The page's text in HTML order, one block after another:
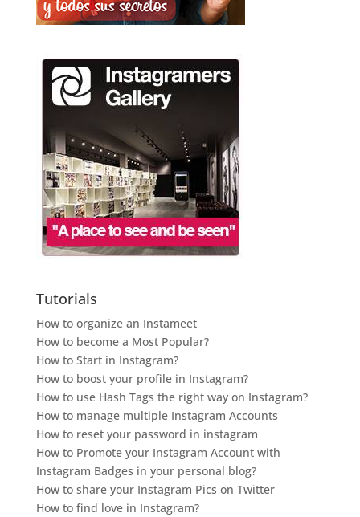
Tutorials
How to organize an Instameet
How to become a Most Popular?
How to Start in Instagram?
How to boost your profile in Instagram?
How to use Hash Tags the right way on Instagram?
How to manage multiple Instagram Accounts
How to reset your password in instagram
How to Promote your Instagram Account with
Instagram Badges in your personal blog?
How to share your Instagram Pics on Twitter
How to find love in Instagram?